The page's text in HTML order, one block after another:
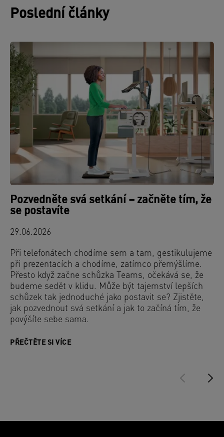
Poslední články
Pozvedněte svá setkání – začněte tím, že
se postavíte
29.06.2026
Při telefonátech chodíme sem a tam, gestikulujeme
při prezentacích a chodíme, zatímco přemýšlíme.
Přesto když začne schůzka Teams, očekává se, že
budeme sedět v klidu. Může být tajemství lepších
schůzek tak jednoduché jako postavit se? Zjistěte,
jak pozvednout svá setkání a jak to začíná tím, že
povýšíte sebe sama.
PŘEČTĚTE SI VÍCE